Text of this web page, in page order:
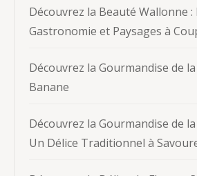
Découvrez la Beauté Wallonne
Gastronomie et Paysages à
Découvrez la Gourmandise de
Banane
Découvrez la Gourmandise de
Un Délice Traditionnel à